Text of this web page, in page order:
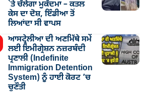
`ਤੇ ਚੱਲੇਗਾ ਮੁੁਕੱਦਮਾ – ਕਤਲ
ਕੇਸ ਦਾ ਦੋਸ਼, ਇੰਡੀਆ ਤੋਂ
ਲਿਆਂਦਾ ਸੀ ਵਾਪਸ
ਆਸਟ੍ਰੇਲੀਆ ਦੀ ਅਣਮਿੱਥੇ ਸਮੇਂ
ਲਈ ਇਮੀਗ੍ਰੇਸ਼ਨ ਨਜ਼ਰਬੰਦੀ
ਪ੍ਰਣਾਲੀ (Indefinite
Immigration Detention
System) ਨੂੰ ਹਾਈ ਕੋਰਟ ’ਚ
ਚੁਣੌਤੀ